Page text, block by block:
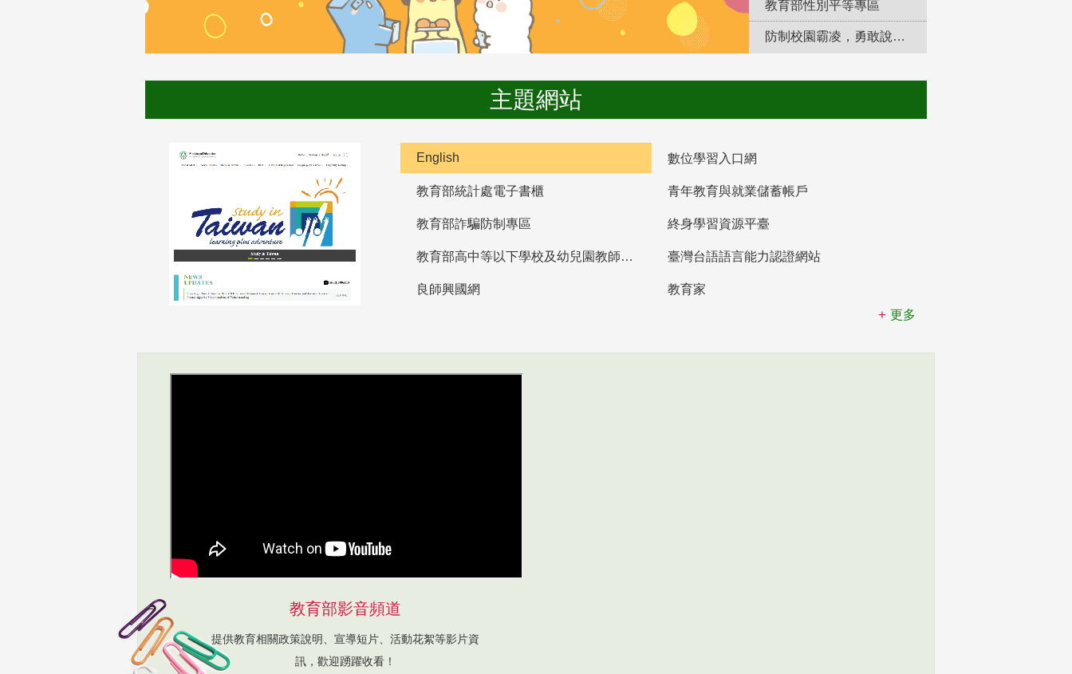
教育部性別平等專區
防制校園霸凌，勇敢說出來！
主題網站
English 數位學習入口網
教育部統計處電子書櫃 青年教育與就業儲蓄帳戶
教育部詐騙防制專區 終身學習資源平臺
教育部高中等以下學校及幼兒園教師資格檢定考試 臺灣台語語言能力認證網站
良師興國網
教育家
更多
教育部影音頻道
提供教育相關政策說明、宣導短片、活動花絮等影片資
訊，歡迎踴躍收看！